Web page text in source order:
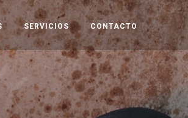
SERVICIOS CONTACTO